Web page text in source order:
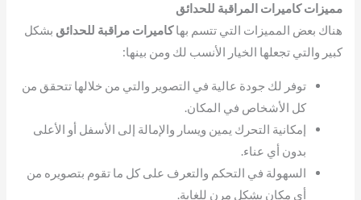
مميزات كاميرات المراقبة للحدائق
هناك بعض المميزات التي تتسم بهاكاميرات مراقبة للحدائق بشكل
كبير والتي تجعلها الخيار الأنسب لك ومن بينها:
توفر لك جودة عالية في التصوير والتي من خلالها تتحقق من
كل الأشخاص في المكان.
إمكانية التحرك يمين ويسار والإمالة إلى الأسفل أو الأعلى
بدون أي عناء.
السهولة في التحكم والتعرف على كل ما تقوم بتصويره من
أي مكان بشكل مرن للغاية.